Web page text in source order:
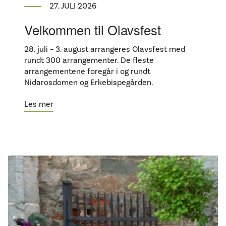
27. JULI 2026
Velkommen til Olavsfest
28. juli – 3. august arrangeres Olavsfest med
rundt 300 arrangementer. De fleste
arrangementene foregår i og rundt
Nidarosdomen og Erkebispegården.
Les mer